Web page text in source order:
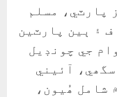
پارٽي، مسلم
۽ ٻين پارٽين
جي چونڊيل
آئيني
شامل ھُيون،